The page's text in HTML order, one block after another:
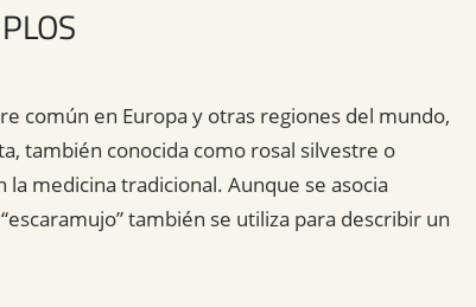
común en Europa y otras regiones del mundo,
también conocida como rosal silvestre o
la medicina tradicional. Aunque se asocia
también se utiliza para describir un